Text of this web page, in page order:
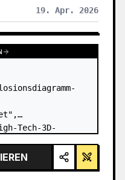
19. Apr. 2026
Tech-3D-